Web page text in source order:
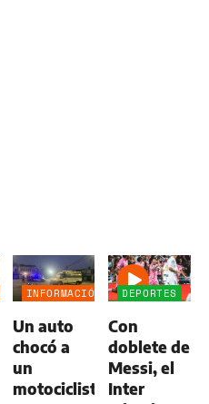
INFORMACIÓN
Un auto
chocó a
un
motociclista
DEPORTES
Con
doblete de
Messi, el
Inter